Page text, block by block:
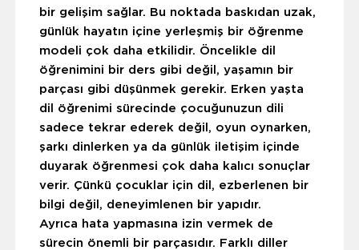
bir gelişim sağlar. Bu noktada baskıdan uzak,
günlük hayatın içine yerleşmiş bir öğrenme
modeli çok daha etkilidir. Öncelikle dil
öğrenimini bir ders gibi değil, yaşamın bir
parçası gibi düşünmek gerekir. Erken yaşta
dil öğrenimi sürecinde çocuğunuzun dili
sadece tekrar ederek değil, oyun oynarken,
şarkı dinlerken ya da günlük iletişim içinde
duyarak öğrenmesi çok daha kalıcı sonuçlar
verir. Çünkü çocuklar için dil, ezberlenen bir
bilgi değil, deneyimlenen bir yapıdır.
Ayrıca hata yapmasına izin vermek de
sürecin önemli bir parçasıdır. Farklı diller